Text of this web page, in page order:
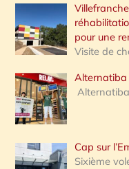
pour une
Visite de
Alternatiba
Cap sur
Sixième